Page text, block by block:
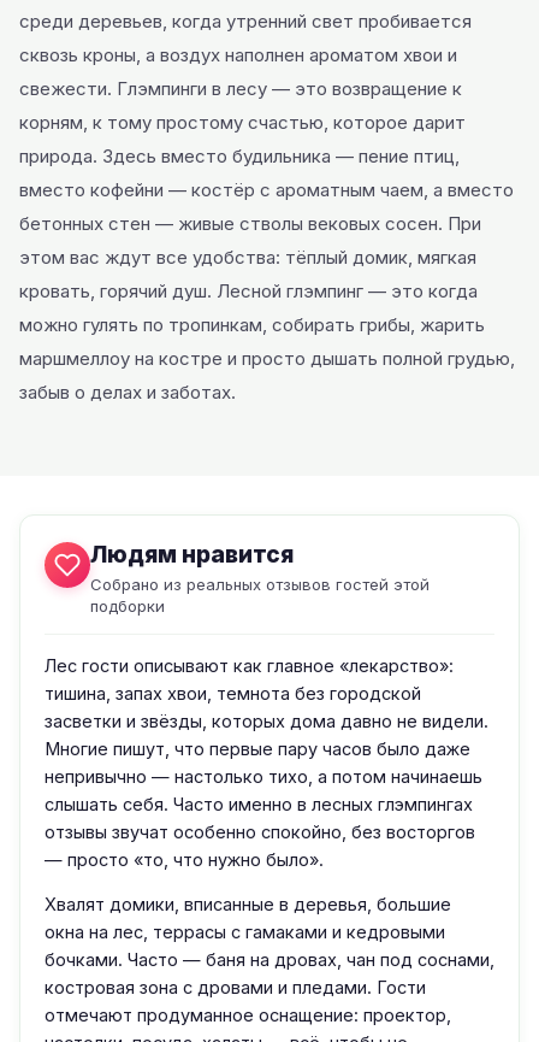
среди деревьев, когда утренний свет пробивается
сквозь кроны, а воздух наполнен ароматом хвои и
свежести. Глэмпинги в лесу — это возвращение к
корням, к тому простому счастью, которое дарит
природа. Здесь вместо будильника — пение птиц,
вместо кофейни — костёр с ароматным чаем, а вместо
бетонных стен — живые стволы вековых сосен. При
этом вас ждут все удобства: тёплый домик, мягкая
кровать, горячий душ. Лесной глэмпинг — это когда
можно гулять по тропинкам, собирать грибы, жарить
маршмеллоу на костре и просто дышать полной грудью,
забыв о делах и заботах.
Людям нравится
Собрано из реальных отзывов гостей этой
подборки
Лес гости описывают как главное «лекарство»:
тишина, запах хвои, темнота без городской
засветки и звёзды, которых дома давно не видели.
Многие пишут, что первые пару часов было даже
непривычно — настолько тихо, а потом начинаешь
слышать себя. Часто именно в лесных глэмпингах
отзывы звучат особенно спокойно, без восторгов
— просто «то, что нужно было».
Хвалят домики, вписанные в деревья, большие
окна на лес, террасы с гамаками и кедровыми
бочками. Часто — баня на дровах, чан под соснами,
костровая зона с дровами и пледами. Гости
отмечают продуманное оснащение: проектор,